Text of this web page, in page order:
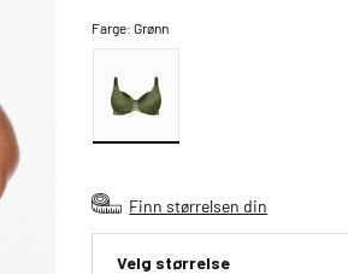
Farge:Grønn
Finn størrelsen din
Velg størrelse